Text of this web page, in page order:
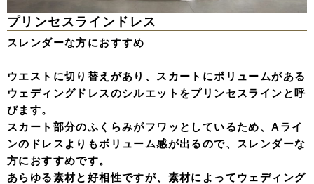
プリンセスラインドレス
スレンダーな方におすすめ
ウエストに切り替えがあり、スカートにボリュームがある
ウェディングドレスのシルエットをプリンセスラインと呼
びます。
スカート部分のふくらみがフワッとしているため、Aライ
ンのドレスよりもボリューム感が出るので、スレンダーな
方におすすめです。
あらゆる素材と好相性ですが、素材によってウェディング